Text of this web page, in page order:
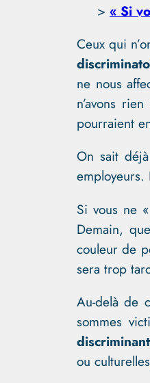
> « Si
Ceux qui
ne nous
n’avons
pourraient
On sait
employeurs.
Si vous ne
Demain,
couleur de
sera trop
Au-delà de
sommes
discriminant
ou